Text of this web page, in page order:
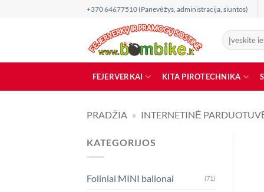
+370 64677510 (Panevėžys, administracija, siuntos)
Ieškoti:
FEJERVERKAI KITA PIROTECHNIKA
PRADŽIA » INTERNETINĖ
KATEGORIJOS
Foliniai MINI balionai (71)